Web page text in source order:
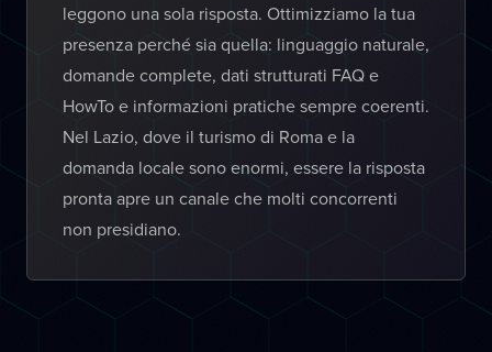
leggono una sola risposta. Ottimizziamo la tua
presenza perché sia quella: linguaggio naturale,
domande complete, dati strutturati FAQ e
HowTo e informazioni pratiche sempre coerenti.
Nel Lazio, dove il turismo di Roma e la
domanda locale sono enormi, essere la risposta
pronta apre un canale che molti concorrenti
non presidiano.